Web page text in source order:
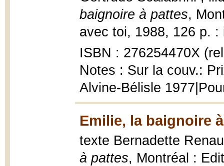
baignoire à pattes,
avec toi, 1988, 126 p. :
ISBN : 276254470X
Notes : Sur la couv.:
Alvine-Bélisle
Emilie, la baignoire
texte Bernadette
à pattes, Montréal :